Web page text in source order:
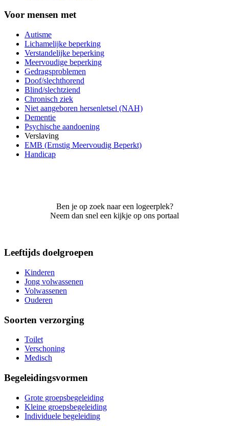
Voor mensen met
Autisme
Lichamelijke beperking
Verstandelijke beperking
Meervoudige beperking
Gedragsproblemen
Doof/slechthorend
Blind/slechtziend
Chronisch ziek
Niet aangeboren hersenletsel (NAH)
Dementie
Psychische aandoening
Verslaving
EMB (Ernstig Meervoudig Beperkt)
Handicap
Ben je op zoek naar een logeerplek?
Neem dan snel een kijkje op ons portaal
Leeftijds doelgroepen
Kinderen
Jong volwassenen
Volwassenen
Ouderen
Soorten verzorging
Toilet
Verschoning
Medisch
Begeleidingsvormen
Grote groepsbegeleiding
Kleine groepsbegeleiding
Individuele begeleiding